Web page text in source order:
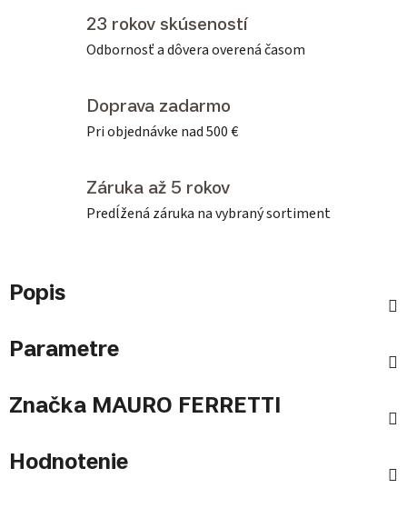
23 rokov skúseností
Odbornosť a dôvera overená časom
Doprava zadarmo
Pri objednávke nad 500 €
Záruka až 5 rokov
Predĺžená záruka na vybraný sortiment
Popis
Parametre
Značka MAURO FERRETTI
Hodnotenie